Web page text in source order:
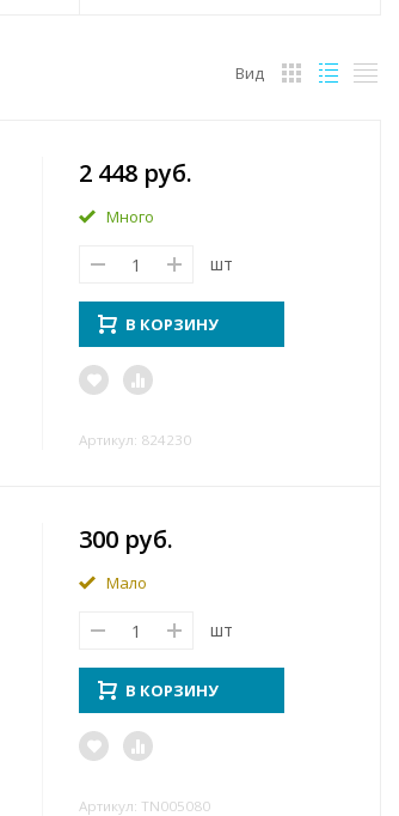
Вид
2 448 руб.
Много
шт
В КОРЗИНУ
Артикул: 824230
300 руб.
Мало
шт
В КОРЗИНУ
Артикул: TN005080